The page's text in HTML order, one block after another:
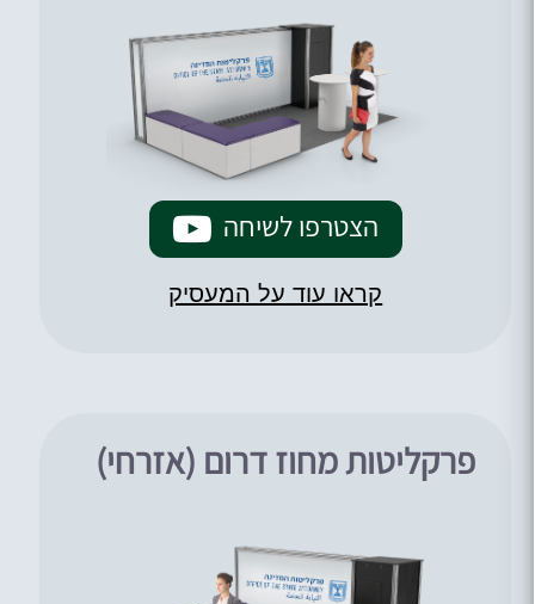
הצטרפו לשיחה
קראו עוד על המעסיק
פרקליטות מחוז דרום (אזרחי)